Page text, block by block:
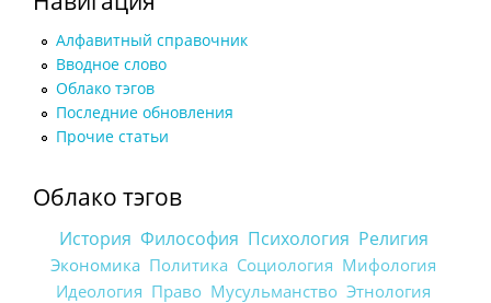
Алфавитный справочник
Вводное слово
Облако тэгов
Последние обновления
Прочие статьи
Облако тэгов
История Философия Психология Религия
Экономика Политика Социология Мифология
Идеология Право Мусульманство Этнология